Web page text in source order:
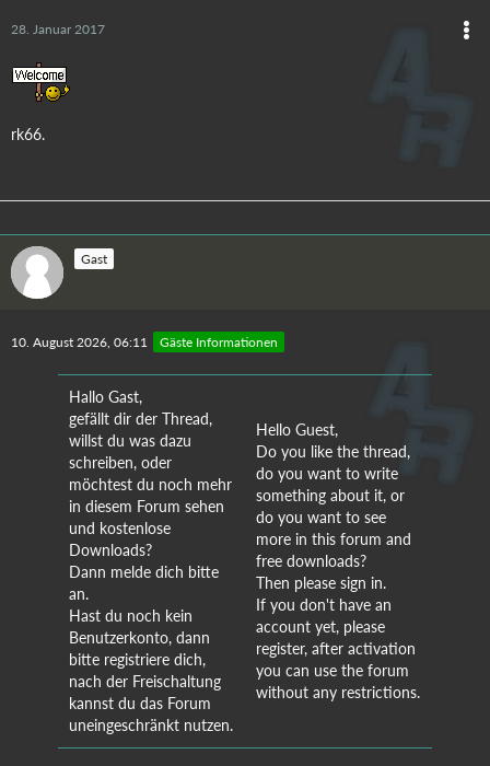
28. Januar 2017
rk66.
Gast
10. August 2026, 06:11 Gäste Informationen
Hallo Gast,
gefällt dir der Thread,
willst du was dazu
schreiben, oder
möchtest du noch mehr
in diesem Forum sehen
und kostenlose
Downloads?
Dann melde dich bitte
an.
Hast du noch kein
Benutzerkonto, dann
bitte registriere dich,
nach der Freischaltung
kannst du das Forum
uneingeschränkt nutzen.
Hello Guest,
Do you like the thread,
do you want to write
something about it, or
do you want to see
more in this forum and
free downloads?
Then please sign in.
If you don't have an
account yet, please
register, after activation
you can use the forum
without any restrictions.